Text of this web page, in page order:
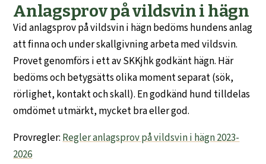
Anlagsprov på vildsvin i hägn
Vid anlagsprov på vildsvin i hägn bedöms hundens anlag
att finna och under skallgivning arbeta med vildsvin.
Provet genomförs i ett av SKKjhk godkänt hägn. Här
bedöms och betygsätts olika moment separat (sök,
rörlighet, kontakt och skall). En godkänd hund tilldelas
omdömet utmärkt, mycket bra eller god.
Provregler:Regler anlagsprov på vildsvin i hägn 2023-
2026